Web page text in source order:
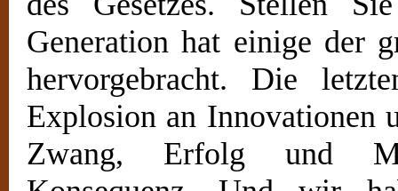
Generation hat einige der
hervorgebracht. Die
Explosion an Innovationen
Zwang, Erfolg und